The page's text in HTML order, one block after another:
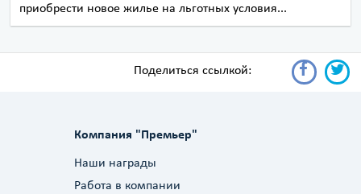
приобрести новое жилье на льготных условия...
Поделиться ссылкой:
Компания "Премьер"
Наши награды
Работа в компании